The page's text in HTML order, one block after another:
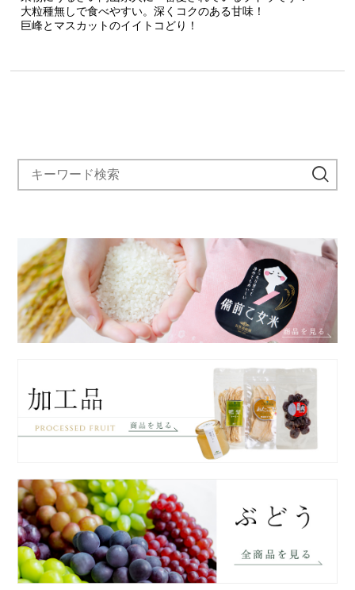
大粒種無しで食べやすい。深くコクのある甘味！
巨峰とマスカットのイイトコどり！